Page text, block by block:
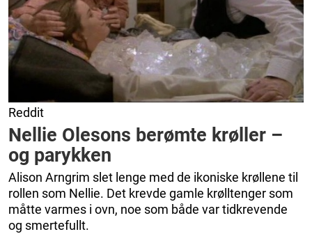
Reddit
Nellie Olesons berømte krøller –
og parykken
Alison Arngrim slet lenge med de ikoniske krøllene til
rollen som Nellie. Det krevde gamle krølltenger som
måtte varmes i ovn, noe som både var tidkrevende
og smertefullt.